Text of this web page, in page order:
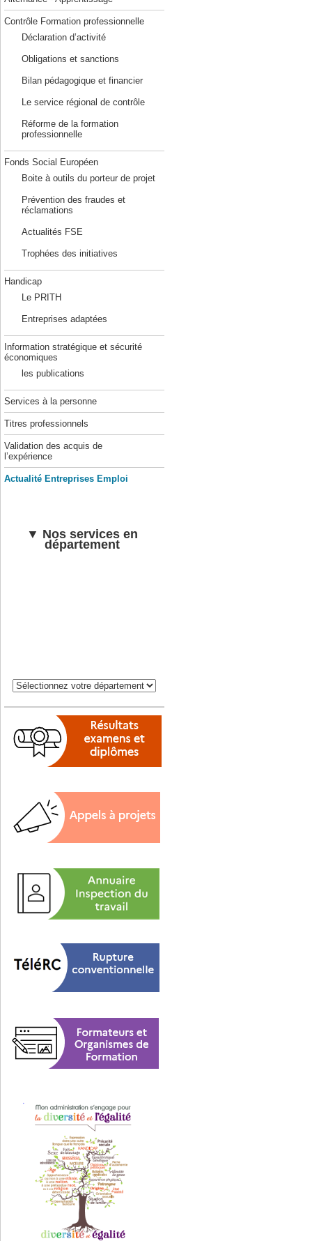
Contrôle Formation professionnelle
Déclaration d’activité
Obligations et sanctions
Bilan pédagogique et financier
Le service régional de contrôle
Réforme de la formation
professionnelle
Fonds Social Européen
Boite à outils du porteur de projet
Prévention des fraudes et
réclamations
Actualités FSE
Trophées des initiatives
Handicap
Le PRITH
Entreprises adaptées
Information stratégique et sécurité
économiques
les publications
Services à la personne
Titres professionnels
Validation des acquis de
l’expérience
Actualité Entreprises Emploi
▼ Nos services en
département